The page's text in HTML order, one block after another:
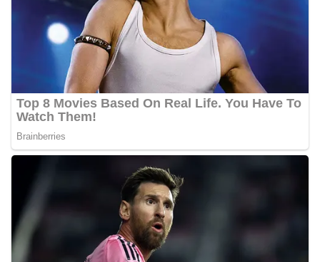
Republik Indonesia.‎Kegiatan sambang ini
rencananya akan terus dilaksanakan secara rutin
oleh Bhabinkamtibmas di wilayah Kelurahan
Sunggal sebagai bagian dari upaya menciptakan
situasi Kamtibmas yang aman dan kondusif,
sekaligus menumbuhkan semangat nasionalisme
warga dalam menyambut Hari Kemerdekaan RI.
Satres Narkoba Polres Asahan Amankan Pria
Pengedar Sabu, Sita 19,60 Gram Barang Satres
Narkoba Polres Asahan Amankan Pria Pengedar
Sabu, Sita 19,60 Gram Barang Bukti
Lase Segera Dievaluasi
Percepat Penanganan Infrastruktur Kota Medan,
Dinas SDABMBK Perkuat Sinergi dengan